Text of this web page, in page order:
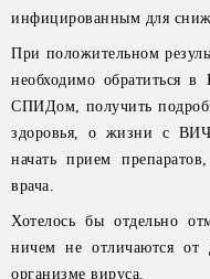
инфицированным для
При положительном
необходимо обратиться
СПИДом, получить
здоровья, о жизни с
начать прием
врача.
Хотелось бы отдельно
ничем не отличаются
организме вируса.